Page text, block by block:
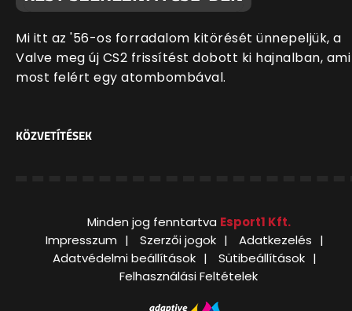
Mi itt az '56-os forradalom kitörését ünnepeljük, a
Valve meg új CS2 frissítést dobott ki hajnalban, ami
most felért egy atombombával.
KÖZVETÍTÉSEK
Minden jog fenntartva Esport1 Kft.
Impresszum
Szerzői jogok
Adatkezelés
Adatvédelmi beállítások
Sütibeállítások
Felhasználási Feltételek